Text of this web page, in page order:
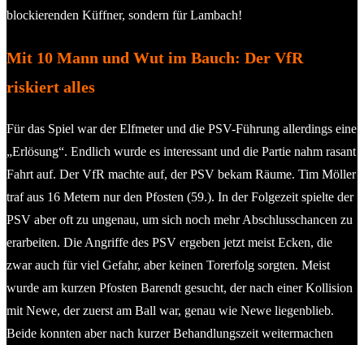
blockierenden Küffner, sondern für Lambach!
Mit 10 Mann und Wut im Bauch: Der VfR
riskiert alles
Für das Spiel war der Elfmeter und die PSV-Führung allerdings eine
„Erlösung“. Endlich wurde es interessant und die Partie nahm rasant
Fahrt auf. Der VfR machte auf, der PSV bekam Räume. Tim Möller
traf aus 16 Metern nur den Pfosten (59.). In der Folgezeit spielte der
PSV aber oft zu ungenau, um sich noch mehr Abschlusschancen zu
erarbeiten. Die Angriffe des PSV ergeben jetzt meist Ecken, die
zwar auch für viel Gefahr, aber keinen Torerfolg sorgten. Meist
wurde am kurzen Pfosten Barendt gesucht, der nach einer Kollision
mit Newe, der zuerst am Ball war, genau wie Newe liegenblieb.
Beide konnten aber nach kurzer Behandlungszeit weitermachen